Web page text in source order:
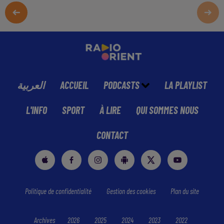
العربية ACCUEIL PODCASTS LA PLAYLIST
L'INFO SPORT À LIRE QUI SOMMES NOUS
CONTACT
Politique de confidentialité Gestion des cookies Plan du site
Archives 2026 2025 2024 2023 2022